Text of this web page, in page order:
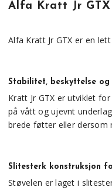
Alfa Kratt Jr
Alfa Kratt Jr GTX er en
Stabilitet, beskyttelse
Kratt Jr GTX er utviklet
på vått og ujevnt
brede føtter eller dersom
Slitesterk konstruksjon
Støvelen er laget i